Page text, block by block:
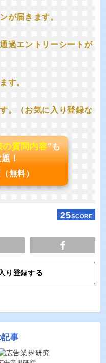
が届きます。
過エントリーシートが
す。
。（お気に入り登録な
の質問内容"も
！
（無料）
25SCORE
り登録する
事